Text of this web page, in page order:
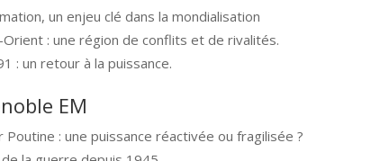
un enjeu clé dans la mondialisation
: une région de conflits et de rivalités.
: un retour à la puissance.
EM
Poutine : une puissance réactivée ou fragilisée ?